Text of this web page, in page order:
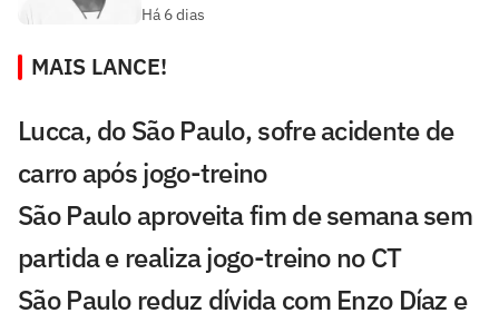
Há 6 dias
MAIS LANCE!
Lucca, do São Paulo, sofre acidente de
carro após jogo-treino
São Paulo aproveita fim de semana sem
partida e realiza jogo-treino no CT
São Paulo reduz dívida com Enzo Díaz e